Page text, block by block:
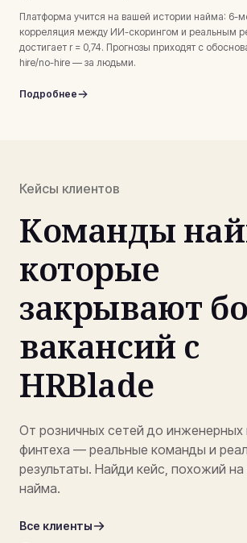
Платформа учится на вашей истории найма: 6-
корреляция между ИИ-скорингом и реальным
достигает r = 0,74. Прогнозы приходят с
hire/no-hire — за людьми.
Подробнее
Кейсы клиентов
Команды
которые
закрывают
вакансий c
HRBlade
От розничных сетей до инженерных
финтеха — реальные команды и
результаты. Найди кейс, похожий
найма.
Все клиенты